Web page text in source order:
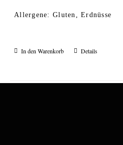
Allergene: Gluten, Erdnüsse
In den Warenkorb Details